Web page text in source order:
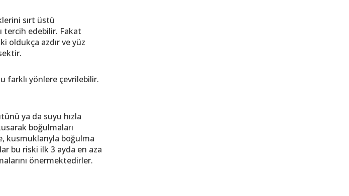
sırt üstü
tercih edebilir. Fakat
oldukça azdır ve yüz
farklı yönlere çevrilebilir.
ya da suyu hızla
boğulmaları
kusmuklarıyla boğulma
bu riski ilk 3 ayda en aza
önermektedirler.